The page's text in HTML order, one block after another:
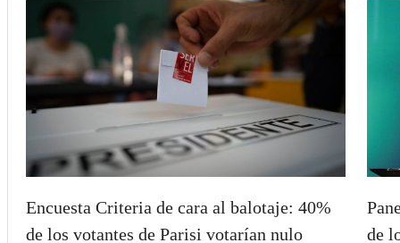
Encuesta Criteria de cara al balotaje: 40%
de los votantes de Parisi votarían nulo
de